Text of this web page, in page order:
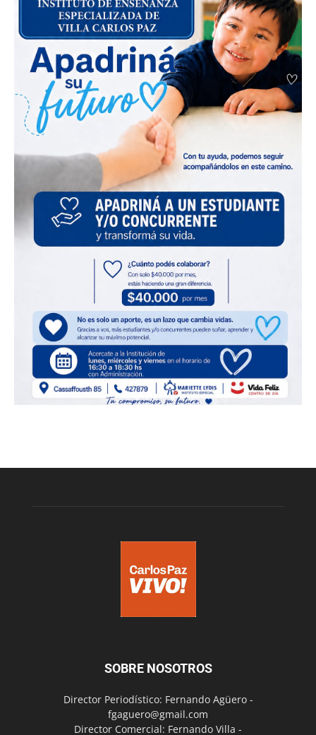
SOBRE NOSOTROS
Director Periodístico: Fernando Agüero -
fgaguero@gmail.com
Director Comercial: Fernando Villa -